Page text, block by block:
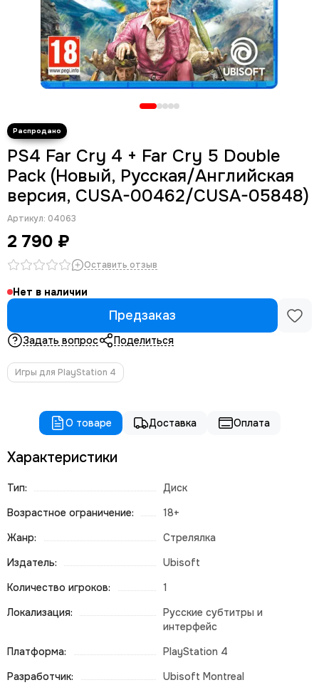
PS4 Far Cry 4 + Far Cry 5 Double
Pack (Новый, Русская/Английская
версия, CUSA-00462/CUSA-05848)
Артикул: 04063
2 790 ₽
Оставить отзыв
Нет в наличии
Предзаказ
Задать вопрос Поделиться
Игры для PlayStation 4
О товаре Доставка Оплата
Характеристики
Тип:
Диск
Возрастное ограничение:
18+
Жанр:
Стрелялка
Издатель:
Ubisoft
Количество игроков:
1
Локализация:
Русские субтитры и
интерфейс
Платформа:
PlayStation 4
Разработчик:
Ubisoft Montreal